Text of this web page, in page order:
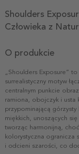
Shoulders
Człowieka z
O produkcie
„Shoulders Exposure”
surrealistyczny motyw
centralnym punkcie
ramiona, obojczyk i usta
przypominającą
miękkich, unoszących
tworząc harmonijną,
kolorystyczna ogranicza
i odcieni szarości, co